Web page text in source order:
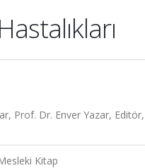
Prof. Dr. Enver Yazar,
Kitap